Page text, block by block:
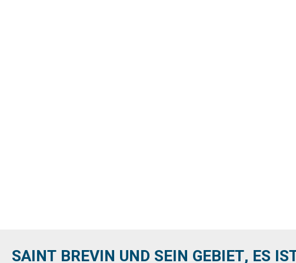
SAINT BREVIN UND SEIN GEBIET, ES